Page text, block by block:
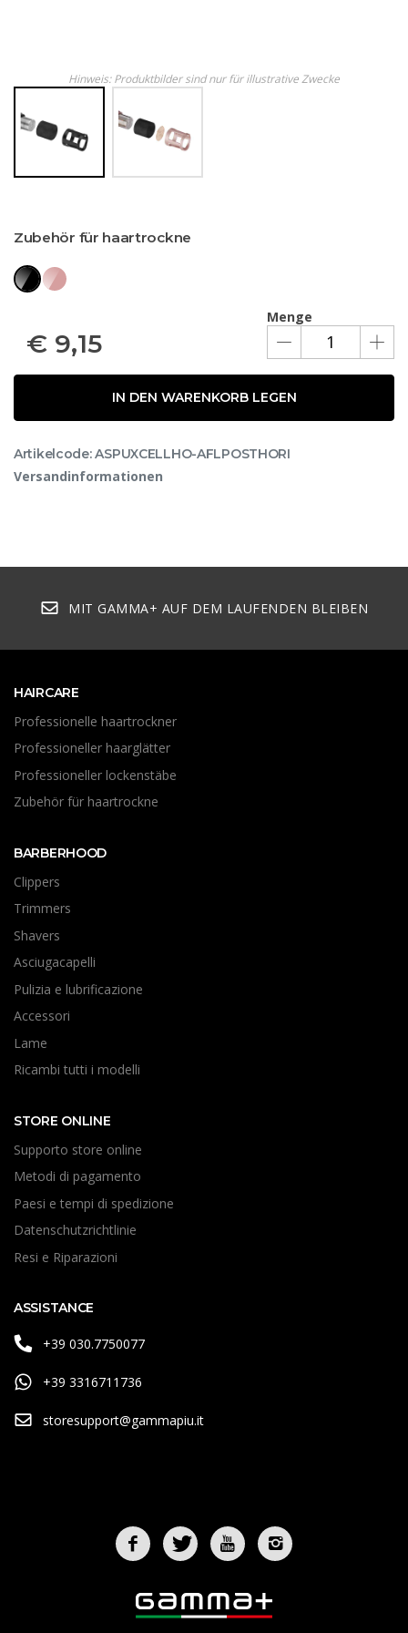
Hinweis: Produktbilder sind nur für illustrative Zwecke
Zubehör für haartrockne
Menge
€ 9,15
IN DEN WARENKORB LEGEN
Artikelcode: ASPUXCELLHO-AFLPOSTHORI
Versandinformationen
MIT GAMMA+ AUF DEM LAUFENDEN BLEIBEN
HAIRCARE
Professionelle haartrockner
Professioneller haarglätter
Professioneller lockenstäbe
Zubehör für haartrockne
BARBERHOOD
Clippers
Trimmers
Shavers
Asciugacapelli
Pulizia e lubrificazione
Accessori
Lame
Ricambi tutti i modelli
STORE ONLINE
Supporto store online
Metodi di pagamento
Paesi e tempi di spedizione
Datenschutzrichtlinie
Resi e Riparazioni
ASSISTANCE
+39 030.7750077
+39 3316711736
storesupport@gammapiu.it